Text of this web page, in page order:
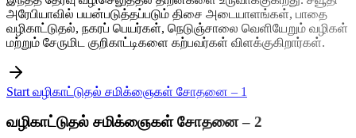
அரேபியாவில் பயன்படுத்தப்படும் திசை அடையாளங்கள், பாதை
வழிகாட்டுதல், நகரப் பெயர்கள், நெடுஞ்சாலை வெளியேறும் வழிகள்
மற்றும் சேருமிட குறிகாட்டிகளை கற்பவர்கள் விளக்குகிறார்கள்.
Start வழிகாட்டுதல் சமிக்ஞைகள் சோதனை – 1
வழிகாட்டுதல் சமிக்ஞைகள் சோதனை – 2